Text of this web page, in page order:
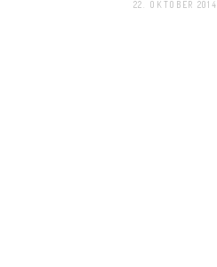
22. OKTOBER 2014